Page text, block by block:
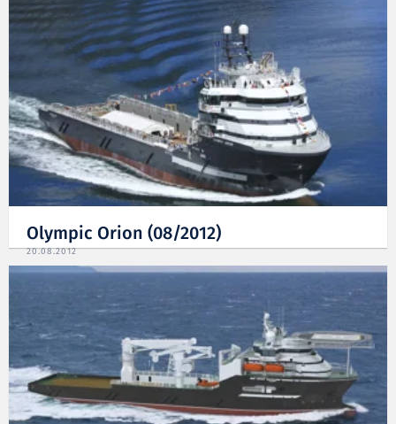
Olympic Orion (08/2012)
20.08.2012